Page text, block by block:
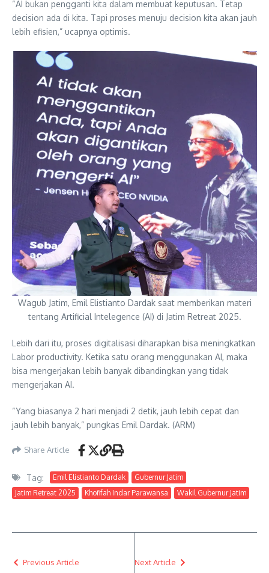
“AI bukan pengganti kita dalam membuat keputusan. Tetap
decision ada di kita. Tapi proses menuju decision kita akan jauh
lebih efisien,” ucapnya optimis.
Wagub Jatim, Emil Elistianto Dardak saat memberikan materi
tentang Artificial Intelegence (AI) di Jatim Retreat 2025.
Lebih dari itu, proses digitalisasi diharapkan bisa meningkatkan
Labor productivity. Ketika satu orang menggunakan AI, maka
bisa mengerjakan lebih banyak dibandingkan yang tidak
mengerjakan AI.
“Yang biasanya 2 hari menjadi 2 detik, jauh lebih cepat dan
jauh lebih banyak,” pungkas Emil Dardak. (ARM)
Share Article
Tag: Emil Elistianto Dardak
Gubernur Jatim
Jatim Retreat 2025
Khofifah Indar Parawansa Wakil Gubernur Jatim
Previous Article Next Article